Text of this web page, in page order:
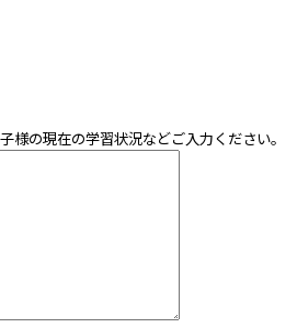
様の現在の学習状況などご入力ください。